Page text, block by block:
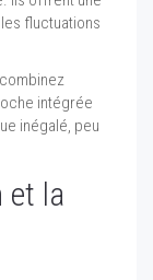
fluctuations
intégrée
inégalé, peu
et la